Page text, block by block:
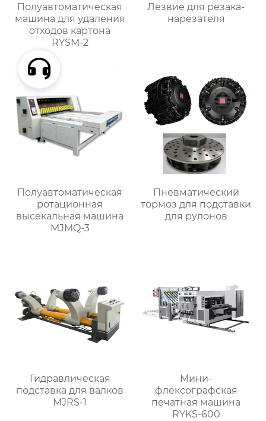
Полуавтоматическая
машина для удаления
отходов картона
RYSM-2
Лезвие для резака-
нарезателя
Полуавтоматическая
ротационная
высекальная машина
MJMQ-3
Пневматический
тормоз для подставки
для рулонов
Гидравлическая
подставка для валков
MJRS-1
Мини-
флексографская
печатная машина
RYKS-600